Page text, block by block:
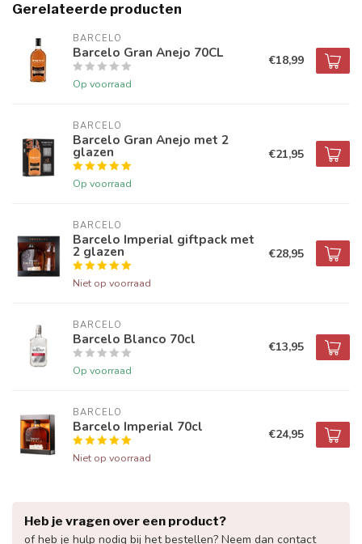
Gerelateerde producten
BARCELO
Barcelo Gran Anejo 70CL
Op voorraad
€18,99
BARCELO
Barcelo Gran Anejo met 2
glazen
Op voorraad
€21,95
BARCELO
Barcelo Imperial giftpack met
2 glazen
Niet op voorraad
€28,95
BARCELO
Barcelo Blanco 70cl
Op voorraad
€13,95
BARCELO
Barcelo Imperial 70cl
Niet op voorraad
€24,95
Heb je vragen over een product?
of heb je hulp nodig bij het bestellen? Neem dan contact